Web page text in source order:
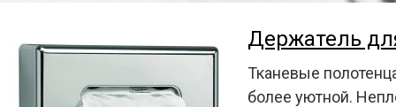
Держатель
Тканевые
более уютной.